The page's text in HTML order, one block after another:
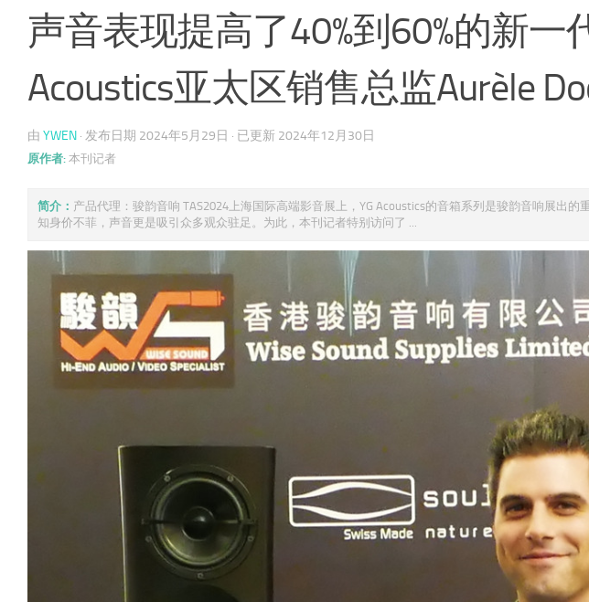
声音表现提高了40%到60%的新一
Acoustics亚太区销售总监Aurèle
由 YWEN · 发布日期 2024年5月29日 · 已更新 2024年12月30日
原作者: 本刊记者
简介： 产品代理：骏韵音响 TAS2024上海国际高端影音展上，YG Acoustics的音箱系列是骏韵音响展出
知身价不菲，声音更是吸引众多观众驻足。为此，本刊记者特别访问了 ...